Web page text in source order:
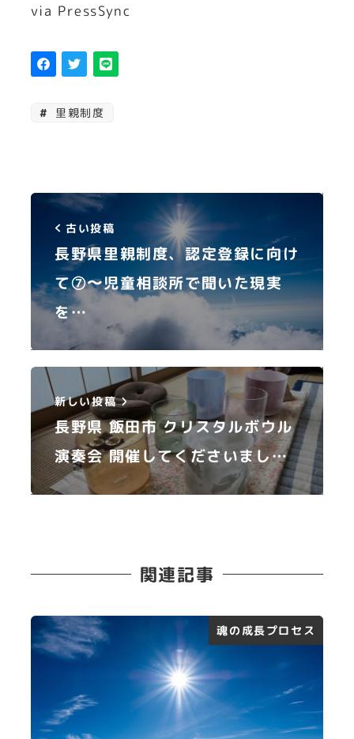
via PressSync
里親制度
古い投稿
長野県里親制度、認定登録に向け
て⑦〜児童相談所で聞いた現実
を…
新しい投稿
長野県 飯田市 クリスタルボウル
演奏会 開催してくださいまし…
関連記事
魂の成長プロセス